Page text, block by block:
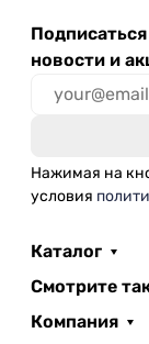
новости и
Нажимая на
условия
Каталог
Смотрите
Компания